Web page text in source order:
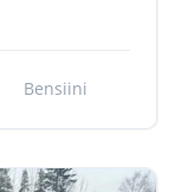
Bensiini